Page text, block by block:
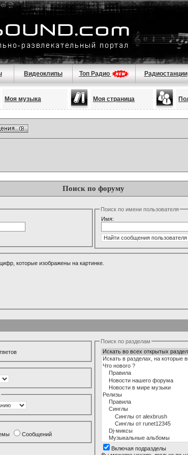
Видеоклипы Топ Радио Радиостанции
Моя музыка Моя страница
Поиск по форуму
Поиск по имени пользователя
Имя:
которые изображены на картинке.
Сообщений
Поиск по разделам
Включая подразделы